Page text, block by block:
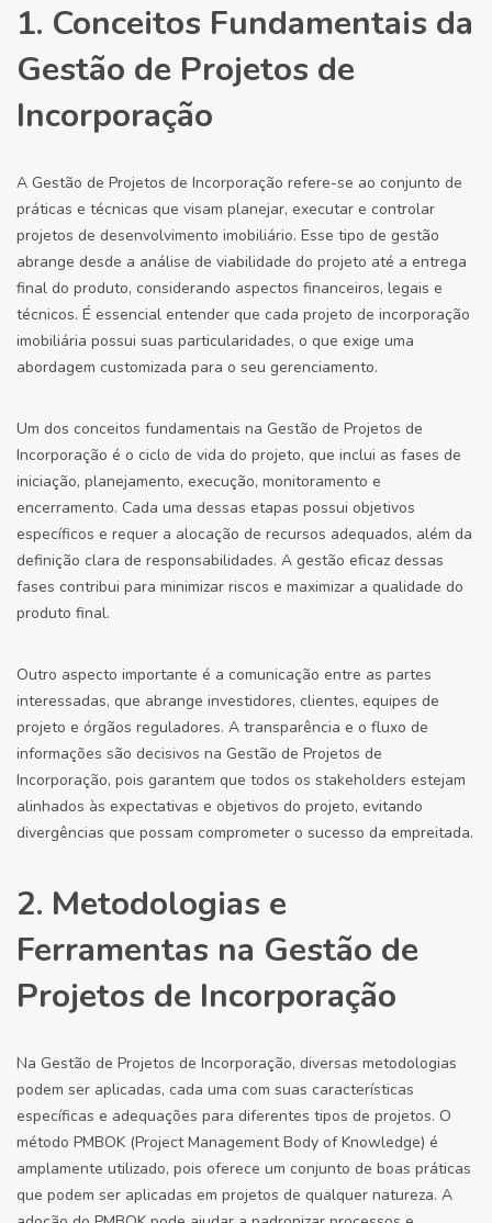
1. Conceitos Fundamentais da
Gestão de Projetos de
Incorporação
A Gestão de Projetos de Incorporação refere-se ao conjunto de
práticas e técnicas que visam planejar, executar e controlar
projetos de desenvolvimento imobiliário. Esse tipo de gestão
abrange desde a análise de viabilidade do projeto até a entrega
final do produto, considerando aspectos financeiros, legais e
técnicos. É essencial entender que cada projeto de incorporação
imobiliária possui suas particularidades, o que exige uma
abordagem customizada para o seu gerenciamento.
Um dos conceitos fundamentais na Gestão de Projetos de
Incorporação é o ciclo de vida do projeto, que inclui as fases de
iniciação, planejamento, execução, monitoramento e
encerramento. Cada uma dessas etapas possui objetivos
específicos e requer a alocação de recursos adequados, além da
definição clara de responsabilidades. A gestão eficaz dessas
fases contribui para minimizar riscos e maximizar a qualidade do
produto final.
Outro aspecto importante é a comunicação entre as partes
interessadas, que abrange investidores, clientes, equipes de
projeto e órgãos reguladores. A transparência e o fluxo de
informações são decisivos na Gestão de Projetos de
Incorporação, pois garantem que todos os stakeholders estejam
alinhados às expectativas e objetivos do projeto, evitando
divergências que possam comprometer o sucesso da empreitada.
2. Metodologias e
Ferramentas na Gestão de
Projetos de Incorporação
Na Gestão de Projetos de Incorporação, diversas metodologias
podem ser aplicadas, cada uma com suas características
específicas e adequações para diferentes tipos de projetos. O
método PMBOK (Project Management Body of Knowledge) é
amplamente utilizado, pois oferece um conjunto de boas práticas
que podem ser aplicadas em projetos de qualquer natureza. A